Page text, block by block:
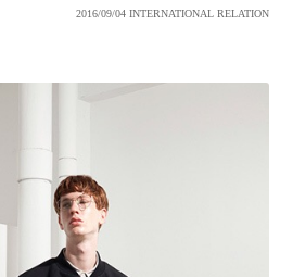
2016/09/04 INTERNATIONAL RELATION